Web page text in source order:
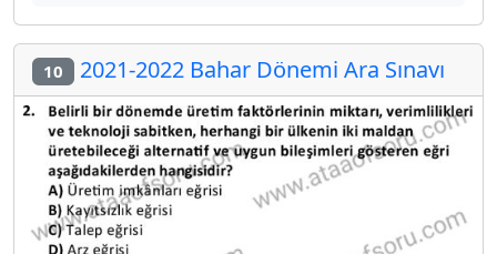
10 2021-2022 Bahar Dönemi Ara Sınavı